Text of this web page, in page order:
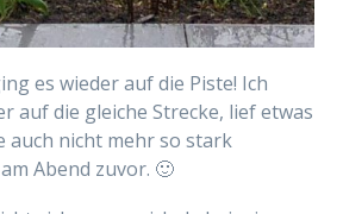
es wieder auf die Piste! Ich
auf die gleiche Strecke, lief etwas
auch nicht mehr so stark
Abend zuvor. 🙂